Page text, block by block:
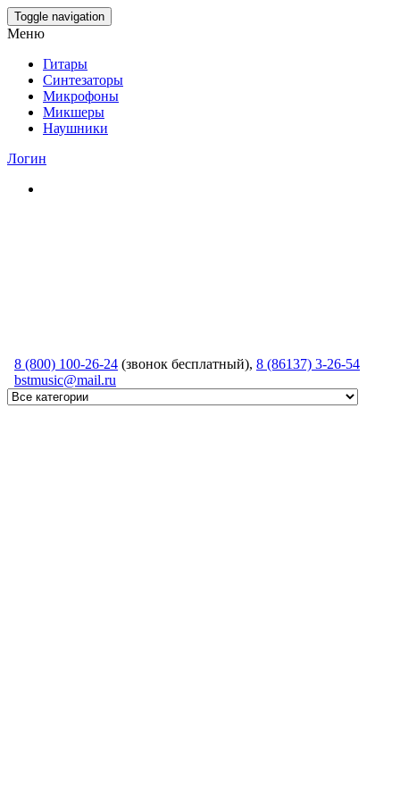
Skip
to
content
Toggle navigation
Меню
Гитары
Синтезаторы
Микрофоны
Микшеры
Наушники
Логин
8 (800) 100-26-24 (звонок бесплатный), 8 (86137) 3-26-54
bstmusic@mail.ru